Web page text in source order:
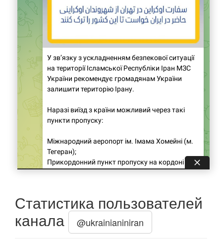
Статистика пользователей
канала
@ukrainianiniran